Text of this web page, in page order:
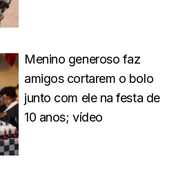
Menino generoso faz
amigos cortarem o bolo
junto com ele na festa de
10 anos; vídeo